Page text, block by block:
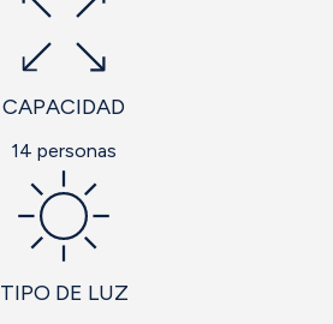
CAPACIDAD
14 personas
TIPO DE LUZ